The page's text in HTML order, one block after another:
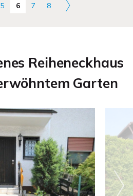
5 6 7 8
Reiheneckhaus
Garten